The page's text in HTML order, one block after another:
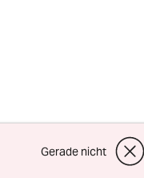
Gerade nicht